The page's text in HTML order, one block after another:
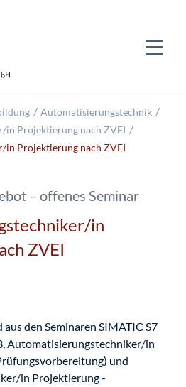
Automatisierungstechnik
Projektierung nach ZVEI
Projektierung nach ZVEI
– offenes Seminar
in
ZVEI
den Seminaren SIMATIC S7
Automatisierungstechniker/in
und
in Projektierung -